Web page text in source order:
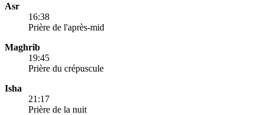
Asr
16:38
Prière de l'après-mid
Maghrib
19:45
Prière du crépuscule
Isha
21:17
Prière de la nuit